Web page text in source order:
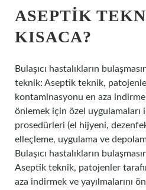
ASEPTIK
KISACA?
Bulaşıcı hastalıkların
teknik: Aseptik teknik,
kontaminasyonu en aza
önlemek için özel uygulamaları
prosedürleri (el hijyeni,
elleçleme, uygulama ve
Bulaşıcı hastalıkların
Aseptik teknik, patojenler
aza indirmek ve yayılmalarını